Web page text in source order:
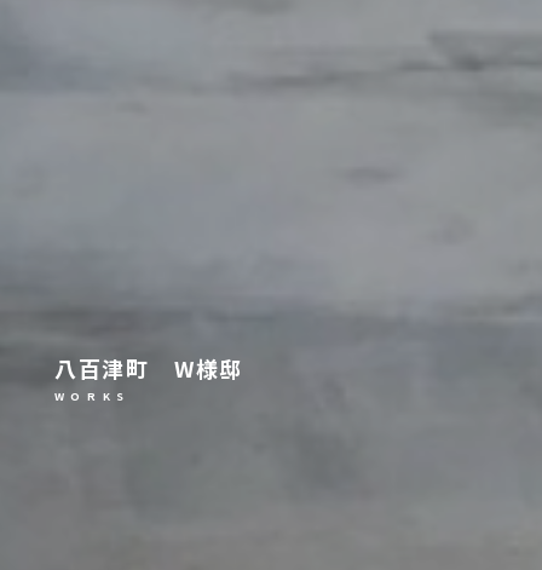
八百津町 W様邸
W O R K S